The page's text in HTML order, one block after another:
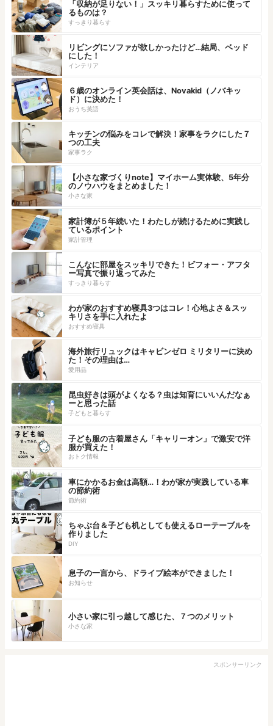
「収納が足りない！」スッキリ暮らすために使って
るものは？
すっきり暮らす
リビングにソファが欲しかったけど…結局、ベッド
にした！
インテリア
６歳のオンライン英会話は、Novakid（ノバキッ
ド）に決めた！
おうち英語
キッチンの悩みをコレで解決！家事をラクにした７
つの工夫
家事ラク
【小さな家づくりnote】マイホーム実体験、5年分
のノウハウをまとめました！
小さな家
家計簿が５年続いた！わたしが続けるために実践し
ているポイント
家計管理
こんなに部屋をスッキリできた！ビフォー・アフタ
ー写真で振り返ってみた
すっきり暮らす
わが家のおすすめ寝具3つはコレ！心地よさ＆スッ
キリさを手に入れたよ
おすすめ寝具
海外旅行リュックはキャビンゼロ ミリタリーに決め
た！その理由は…
愛用品
昆虫好きは頭がよくなる？虫は知育にいいんだなぁ
ーと思った話
子どもと暮らす
子ども服の古着屋さん「キャリーオン」で激安で洋
服が買えた！
おトク情報
車にかかるお金は高額…！わが家が実践している車
の節約術
節約術
ちゃぶ台＆子ども机としても使えるローテーブルを
作りました
DIY
息子の一言から、ドライブ絵本ができました！
お知らせ
小さい家に引っ越して感じた、７つのメリット
小さな家
スポンサーリンク